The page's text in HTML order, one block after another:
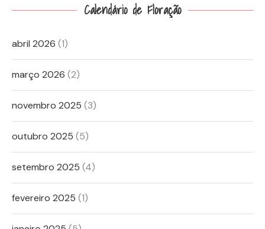
Calendário de Floração
abril 2026 (1)
março 2026 (2)
novembro 2025 (3)
outubro 2025 (5)
setembro 2025 (4)
fevereiro 2025 (1)